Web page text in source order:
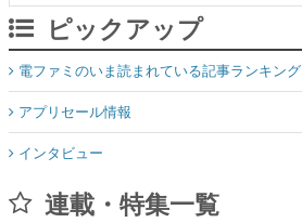
ピックアップ
電ファミのいま読まれている記事ランキング
アプリセール情報
インタビュー
連載・特集一覧